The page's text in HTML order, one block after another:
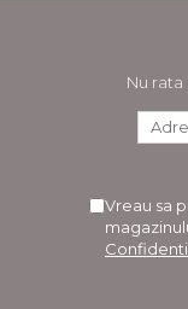
Nu
Vreau sa